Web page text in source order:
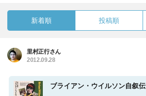
新着順 投稿順
里村正行さん
2012.09.28
ブライアン・ウイルソン自叙伝